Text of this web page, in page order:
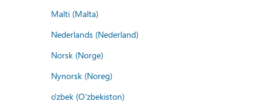
Malti (Malta)
Nederlands (Nederland)
Norsk (Norge)
Nynorsk (Noreg)
o'zbek (O'zbekiston)